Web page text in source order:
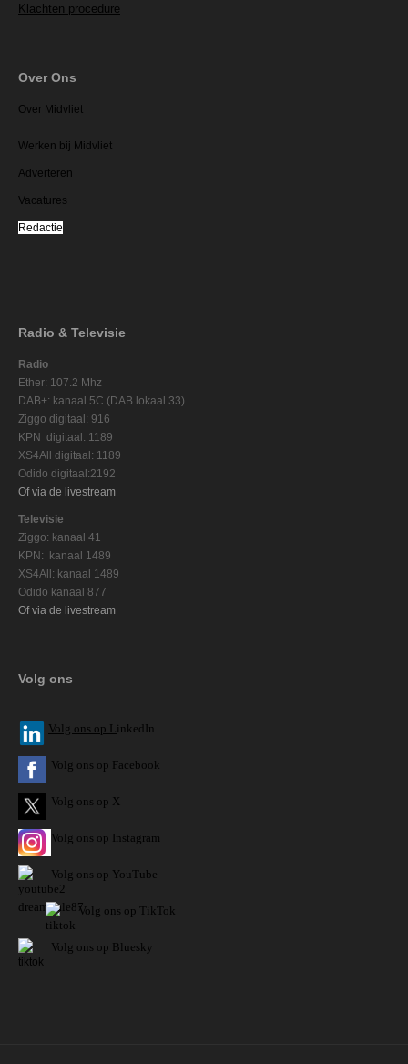
Klachten procedure
Over Ons
Over Midvliet
Werken bij Midvliet
Adverteren
Vacatures
Redactie
Radio & Televisie
Radio
Ether: 107.2 Mhz
DAB+: kanaal 5C (DAB lokaal 33)
Ziggo digitaal: 916
KPN digitaal: 1189
XS4All digitaal: 1189
Odido digitaal:2192
Of via de livestream
Televisie
Ziggo: kanaal 41
KPN: kanaal 1489
XS4All: kanaal 1489
Odido kanaal 877
Of via de livestream
Volg ons
Volg ons op L inkedIn
Volg ons op Facebook
Volg ons op X
Volg ons op Instagram
Volg ons op YouTube
Volg ons op TikTok
Volg ons op Bluesky